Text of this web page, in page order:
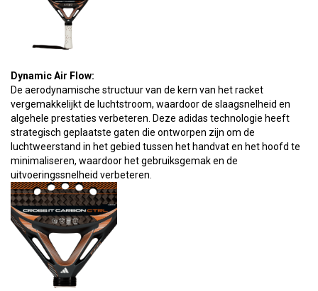
Dynamic Air Flow:
De aerodynamische structuur van de kern van het racket
vergemakkelijkt de luchtstroom, waardoor de slaagsnelheid en
algehele prestaties verbeteren. Deze adidas technologie heeft
strategisch geplaatste gaten die ontworpen zijn om de
luchtweerstand in het gebied tussen het handvat en het hoofd te
minimaliseren, waardoor het gebruiksgemak en de
uitvoeringssnelheid verbeteren.